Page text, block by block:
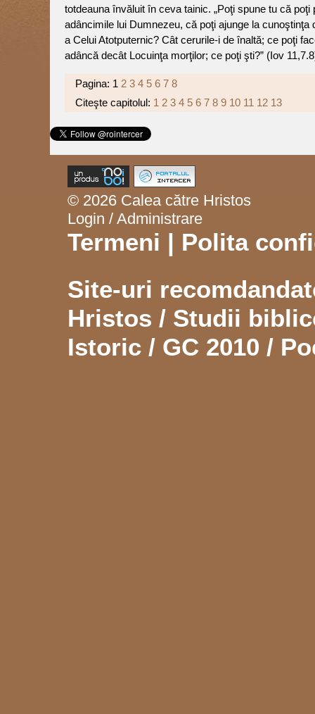
totdeauna învăluit în ceva tainic. „Poţi spune tu că poţi
adâncimile lui Dumnezeu, că poţi ajunge la cunoştinţa
a Celui Atotputernic? Cât cerurile-i de înaltă; ce poţi
adâncă decât Locuinţa morţilor; ce poţi şti?” (Iov
Pagina: 1 2 3 4 5 6 7 8
Citeşte capitolul: 1 2 3 4 5 6 7 8 9 10 11 12 13
© 2026 Calea către Hristos
Login / Administrare
Termeni | Polita
Site-uri
Hristos / Studii
Istoric/ GC 2010 /